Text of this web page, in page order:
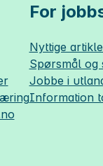
For
Nyttige
Spørsmål og
Jobbe i
Information